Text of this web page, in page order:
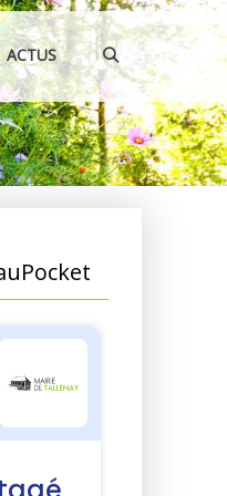
ACTUS